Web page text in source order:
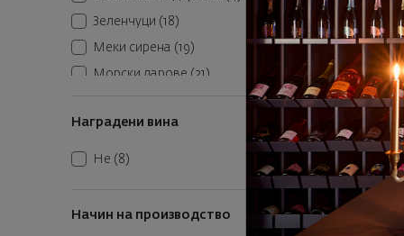
(7)
Зеленчуци (18)
Меки сирена (19)
Морски дарове (21)
Печени зеленчуци
Риба (17)
Наградени вина
Не (8)
Начин на производство